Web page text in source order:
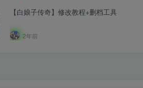
【白娘子传奇】修改教程+删档工具
2年前